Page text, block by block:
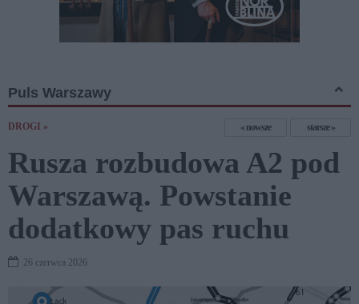
Puls Warszawy
DROGI » nowsze starsze
Rusza rozbudowa A2 pod
Warszawą. Powstanie
dodatkowy pas ruchu
26 czerwca 2026